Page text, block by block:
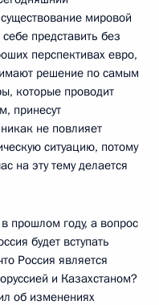
мировой
представить без
перспективах евро,
решение по самым
которые проводит
принесут
не повлияет
ситуацию, потому
на эту тему делается
прошлом году, а вопрос
будет вступать
Россия является
и Казахстаном?
об изменениях